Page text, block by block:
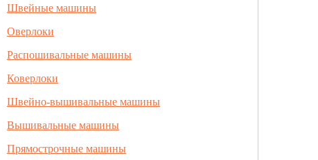
Швейные машины
Оверлоки
Распошивальные машины
Коверлоки
Швейно-вышивальные машины
Вышивальные машины
Прямострочные машины